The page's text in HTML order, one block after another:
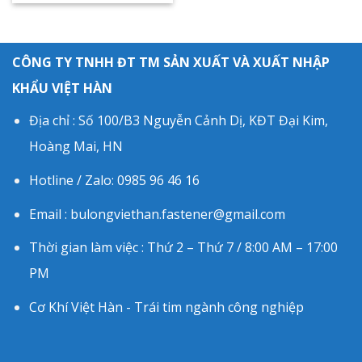
CÔNG TY TNHH ĐT TM SẢN XUẤT VÀ XUẤT NHẬP
KHẨU VIỆT HÀN
Địa chỉ : Số 100/B3 Nguyễn Cảnh Dị, KĐT Đại Kim,
Hoàng Mai, HN
Hotline / Zalo: 0985 96 46 16
Email : bulongviethan.fastener@gmail.com
Thời gian làm việc : Thứ 2 – Thứ 7 / 8:00 AM – 17:00
PM
Cơ Khí Việt Hàn - Trái tim ngành công nghiệp